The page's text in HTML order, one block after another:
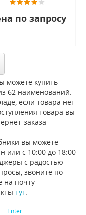
по запросу
можете купить
62 наименований.
если товара нет
товара вы
заказа
вы можете
или с 10:00 до 18:00
с радостью
звоните по
на почту
тут.
+ Enter